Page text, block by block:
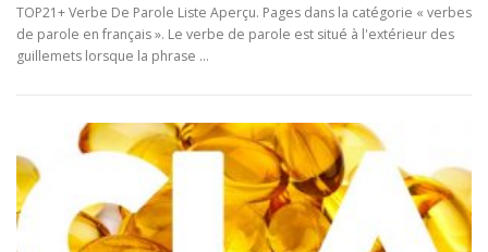
TOP21+ Verbe De Parole Liste Aperçu. Pages dans la catégorie « verbes
de parole en français ». Le verbe de parole est situé à l'extérieur des
guillemets lorsque la phrase …